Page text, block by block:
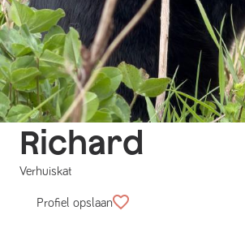
Richard
Verhuiskat
Profiel opslaan